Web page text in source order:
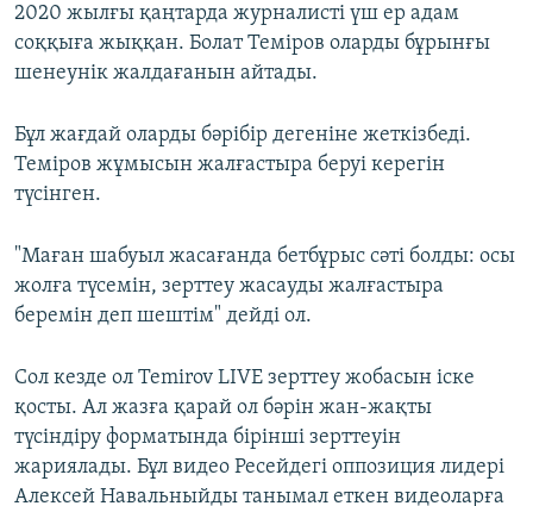
2020 жылғы қаңтарда журналисті үш ер адам
соққыға жыққан. Болат Теміров оларды бұрынғы
шенеунік жалдағанын айтады.
Бұл жағдай оларды бәрібір дегеніне жеткізбеді.
Теміров жұмысын жалғастыра беруі керегін
түсінген.
"Маған шабуыл жасағанда бетбұрыс сәті болды: осы
жолға түсемін, зерттеу жасауды жалғастыра
беремін деп шештім" дейді ол.
Сол кезде ол Temirov LIVE зерттеу жобасын іске
қосты. Ал жазға қарай ол бәрін жан-жақты
түсіндіру форматында бірінші зерттеуін
жариялады. Бұл видео Ресейдегі оппозиция лидері
Алексей Навальныйды танымал еткен видеоларға